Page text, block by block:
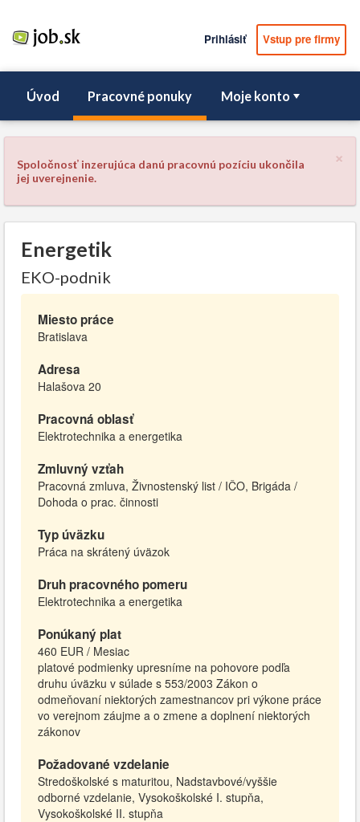
Prihlásiť Vstup pre firmy
Úvod Pracovné ponuky Moje konto
×
Spoločnosť inzerujúca danú pracovnú pozíciu ukončila
jej uverejnenie.
Energetik
EKO-podnik
Miesto práce
Bratislava
Adresa
Halašova 20
Pracovná oblasť
Elektrotechnika a energetika
Zmluvný vzťah
Pracovná zmluva, Živnostenský list / IČO, Brigáda /
Dohoda o prac. činnosti
Typ úväzku
Práca na skrátený úväzok
Druh pracovného pomeru
Elektrotechnika a energetika
Ponúkaný plat
460 EUR / Mesiac
platové podmienky upresníme na pohovore podľa
druhu úväzku v súlade s 553/2003 Zákon o
odmeňovaní niektorých zamestnancov pri výkone práce
vo verejnom záujme a o zmene a doplnení niektorých
zákonov
Požadované vzdelanie
Stredoškolské s maturitou, Nadstavbové/vyššie
odborné vzdelanie, Vysokoškolské I. stupňa,
Vysokoškolské II. stupňa